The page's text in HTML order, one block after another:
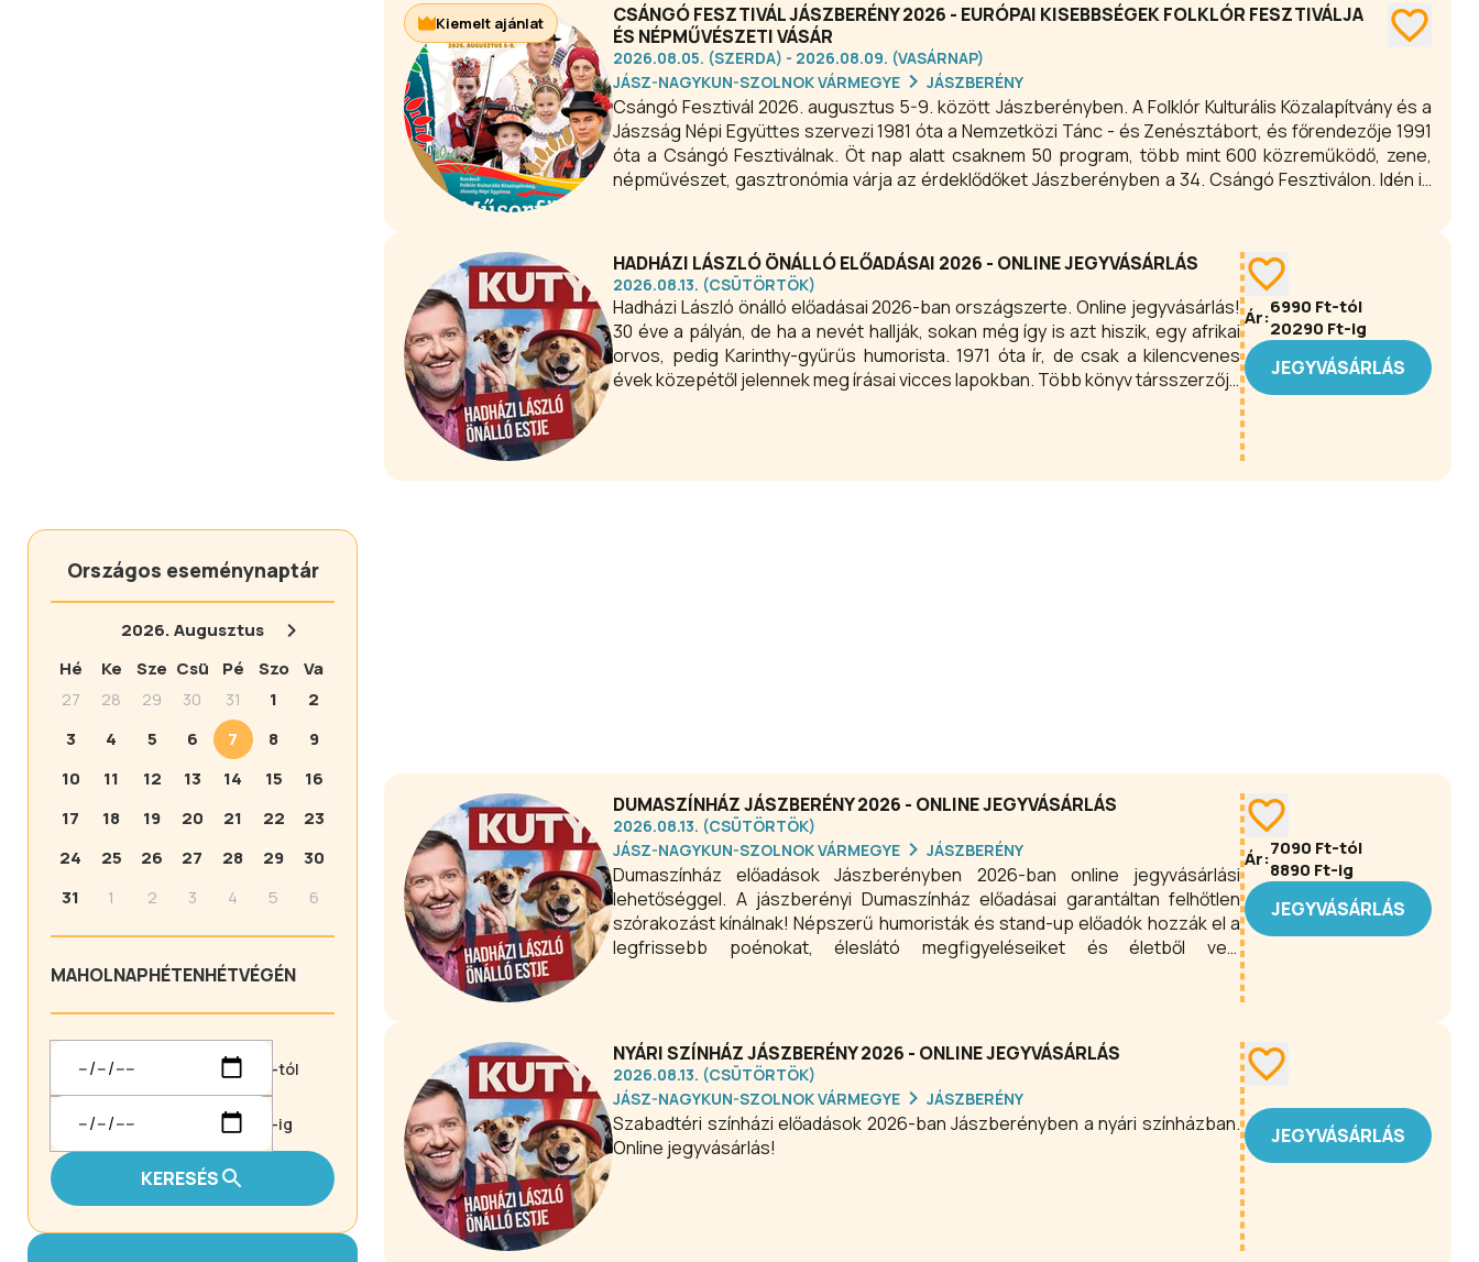
Országos eseménynaptár
2026.Augusztus
Hé
Ke Sze Csü Pé Szo
Va
27
28 29 30 31 1
2
3
4 5 6 7 8
9
10
11 12 13 14 15
16
17
18 19 20 21 22
23
24
25 26 27 28 29
30
31
1 2 3 4 5 6
MAHOLNAPHÉTENHÉTVÉGÉN
-tól
-ig
KERESÉS
CSÁNGÓ FESZTIVÁL JÁSZBERÉNY 2026 - EURÓPAI KISEBBSÉGEK FOLKLÓR FESZTIVÁLJA
ÉS NÉPMŰVÉSZETI VÁSÁR
2026.08.05. (SZERDA) - 2026.08.09. (VASÁRNAP)
JÁSZ-NAGYKUN-SZOLNOK VÁRMEGYE
JÁSZBERÉNY
Csángó Fesztivál 2026. augusztus 5-9. között Jászberényben. A Folklór Kulturális Közalapítvány és a
Jászság Népi Együttes szervezi 1981 óta a Nemzetközi Tánc - és Zenésztábort, és főrendezője 1991
óta a Csángó Fesztiválnak. Öt nap alatt csaknem 50 program, több mint 600 közreműködő, zene,
népművészet, gasztronómia várja az érdeklődőket Jászberényben a 34. Csángó Fesztiválon. Idén is
gasztronómiai élmények és egy igazán különleges hangulat vár!
Kiemelt ajánlat
HADHÁZI LÁSZLÓ ÖNÁLLÓ ELŐADÁSAI 2026 - ONLINE JEGYVÁSÁRLÁS
2026.08.13. (CSÜTÖRTÖK)
Hadházi László önálló előadásai 2026-ban országszerte. Online jegyvásárlás!
30 éve a pályán, de ha a nevét hallják, sokan még így is azt hiszik, egy afrikai
orvos, pedig Karinthy-gyűrűs humorista. 1971 óta ír, de csak a kilencvenes
évek közepétől jelennek meg írásai vicces lapokban. Több könyv társszerzője
tagja.
Ár:6990 Ft-tól
20290 Ft-ig
JEGYVÁSÁRLÁS
DUMASZÍNHÁZ JÁSZBERÉNY 2026 - ONLINE JEGYVÁSÁRLÁS
2026.08.13. (CSÜTÖRTÖK)
JÁSZ-NAGYKUN-SZOLNOK VÁRMEGYE
JÁSZBERÉNY
Dumaszínház előadások Jászberényben 2026-ban online jegyvásárlási
lehetőséggel. A jászberényi Dumaszínház előadásai garantáltan felhőtlen
szórakozást kínálnak! Népszerű humoristák és stand-up előadók hozzák el a
legfrissebb poénokat, éleslátó megfigyeléseiket és életből vett
Ár:7090 Ft-tól
8890 Ft-ig
JEGYVÁSÁRLÁS
NYÁRI SZÍNHÁZ JÁSZBERÉNY 2026 - ONLINE JEGYVÁSÁRLÁS
2026.08.13. (CSÜTÖRTÖK)
JÁSZ-NAGYKUN-SZOLNOK VÁRMEGYE
JÁSZBERÉNY
Szabadtéri színházi előadások 2026-ban Jászberényben a nyári színházban.
Online jegyvásárlás!
JEGYVÁSÁRLÁS